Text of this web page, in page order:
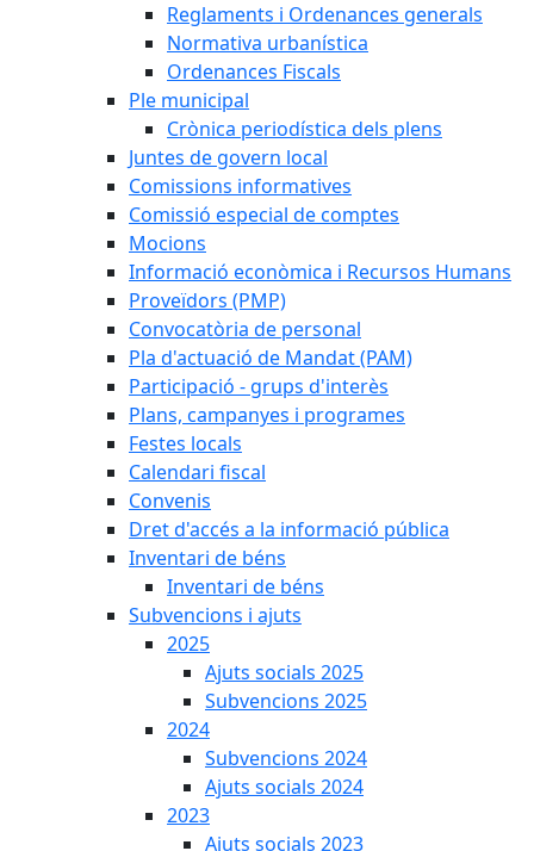
Reglaments i Ordenances generals
Normativa urbanística
Ordenances Fiscals
Ple municipal
Crònica periodística dels plens
Juntes de govern local
Comissions informatives
Comissió especial de comptes
Mocions
Informació econòmica i Recursos Humans
Proveïdors (PMP)
Convocatòria de personal
Pla d'actuació de Mandat (PAM)
Participació - grups d'interès
Plans, campanyes i programes
Festes locals
Calendari fiscal
Convenis
Dret d'accés a la informació pública
Inventari de béns
Inventari de béns
Subvencions i ajuts
2025
Ajuts socials 2025
Subvencions 2025
2024
Subvencions 2024
Ajuts socials 2024
2023
Ajuts socials 2023